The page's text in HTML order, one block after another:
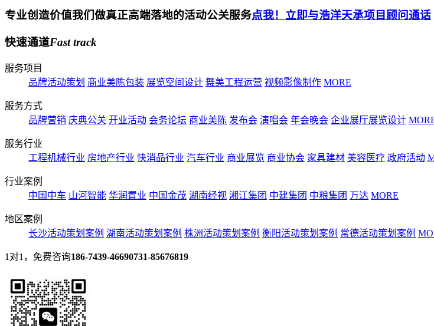
专业创造价值我们做真正高端落地的活动公关服务点我！立即与浩洋天承项目顾问通话
快速通道Fasttrack
服务项目
品牌活动策划 商业美陈包装 展览空间设计 舞美工程运营 视频影像制作 MORE
服务方式
品牌营销 庆典公关 开业活动 会务论坛 商业美陈 发布会 演唱会 年会晚会 企业展厅展览设计
服务行业
工程机械行业 房地产行业 快消品行业 汽车行业 商业展览 商业协会 家具建材 美容医疗 政府活动
行业案例
中国中车 山河智能 华润置业 中国金茂 湖南经视 湘江集团 中建集团 中粮集团 万达 MORE
地区案例
长沙活动策划案例 湖南活动策划案例 株洲活动策划案例 衡阳活动策划案例 常德活动策划案例
1对1，免费咨询186-7439-46690731-85676819